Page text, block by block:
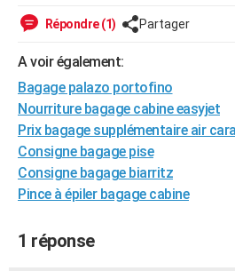
Guides de France
Escapades
Patrimoine
Expositions
Musées
Week-end nature
Art de vivre
Bien-être
Loisirs
Mode
Modes de vie
Alimentation
Guide de la santé
Maladies
Médicaments
Sommeil
VOYAGE
Destinations
Voyage nature
Voyage de noces
PHOTO
GUIDES D'ACHAT
CARTE DE VOEUX
Répondre (1) Partager
A voir également:
Bagage palazo portofino
Nourriture bagage cabine easyjet
Prix bagage supplémentaire air
Consigne bagage pise
Consigne bagage biarritz
Pince à épiler bagage cabine
1 réponse